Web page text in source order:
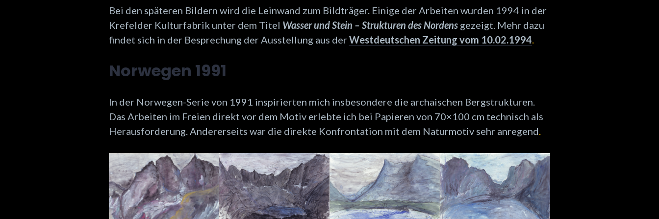
Bei den späteren Bildern wird die Leinwand zum Bildträger. Einige der Arbeiten wurden 1994 in der
Krefelder Kulturfabrik unter dem Titel Wasser und Stein – Strukturen des Nordens gezeigt. Mehr dazu
findet sich in der Besprechung der Ausstellung aus der Westdeutschen Zeitung vom 10.02.1994.
Norwegen 1991
In der Norwegen-Serie von 1991 inspirierten mich insbesondere die archaischen Bergstrukturen.
Das Arbeiten im Freien direkt vor dem Motiv erlebte ich bei Papieren von 70×100 cm technisch als
Herausforderung. Andererseits war die direkte Konfrontation mit dem Naturmotiv sehr anregend.